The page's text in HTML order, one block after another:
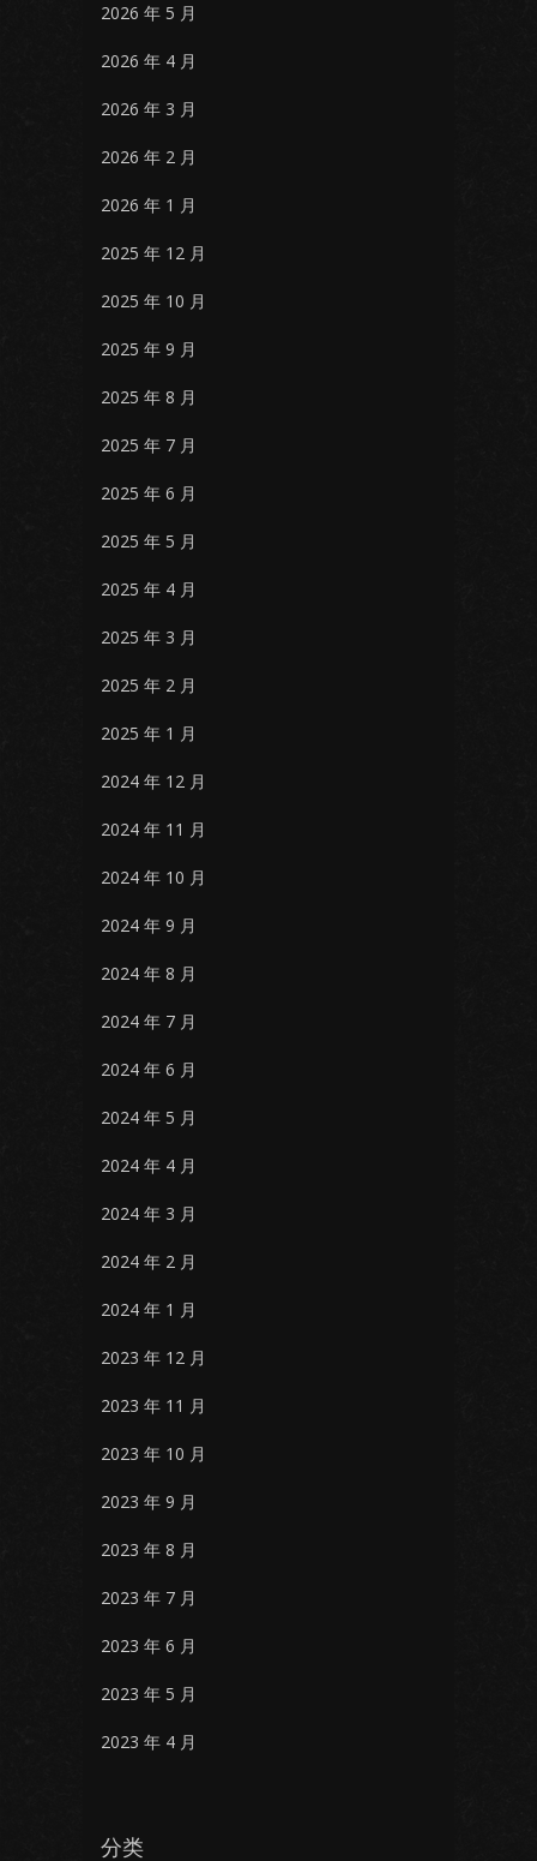
2026 年 5 月
2026 年 4 月
2026 年 3 月
2026 年 2 月
2026 年 1 月
2025 年 12 月
2025 年 10 月
2025 年 9 月
2025 年 8 月
2025 年 7 月
2025 年 6 月
2025 年 5 月
2025 年 4 月
2025 年 3 月
2025 年 2 月
2025 年 1 月
2024 年 12 月
2024 年 11 月
2024 年 10 月
2024 年 9 月
2024 年 8 月
2024 年 7 月
2024 年 6 月
2024 年 5 月
2024 年 4 月
2024 年 3 月
2024 年 2 月
2024 年 1 月
2023 年 12 月
2023 年 11 月
2023 年 10 月
2023 年 9 月
2023 年 8 月
2023 年 7 月
2023 年 6 月
2023 年 5 月
2023 年 4 月
分类